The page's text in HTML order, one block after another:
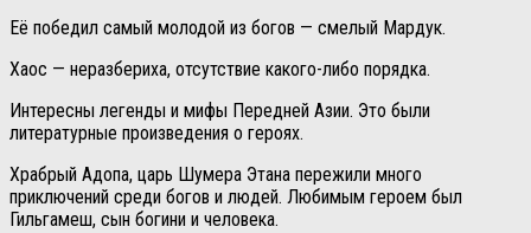
Её победил самый молодой из богов — смелый Мардук.
Хаос — неразбериха, отсутствие какого-либо порядка.
Интересны легенды и мифы Передней Азии. Это были
литературные произведения о героях.
Храбрый Адопа, царь Шумера Этана пережили много
приключений среди богов и людей. Любимым героем был
Гильгамеш, сын богини и человека.